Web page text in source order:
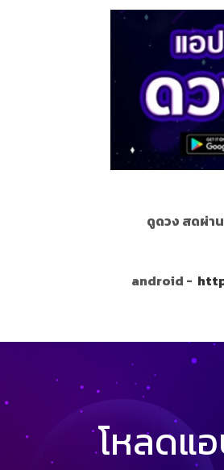
ดูดวง สดผ่า
android -
โหลดแ